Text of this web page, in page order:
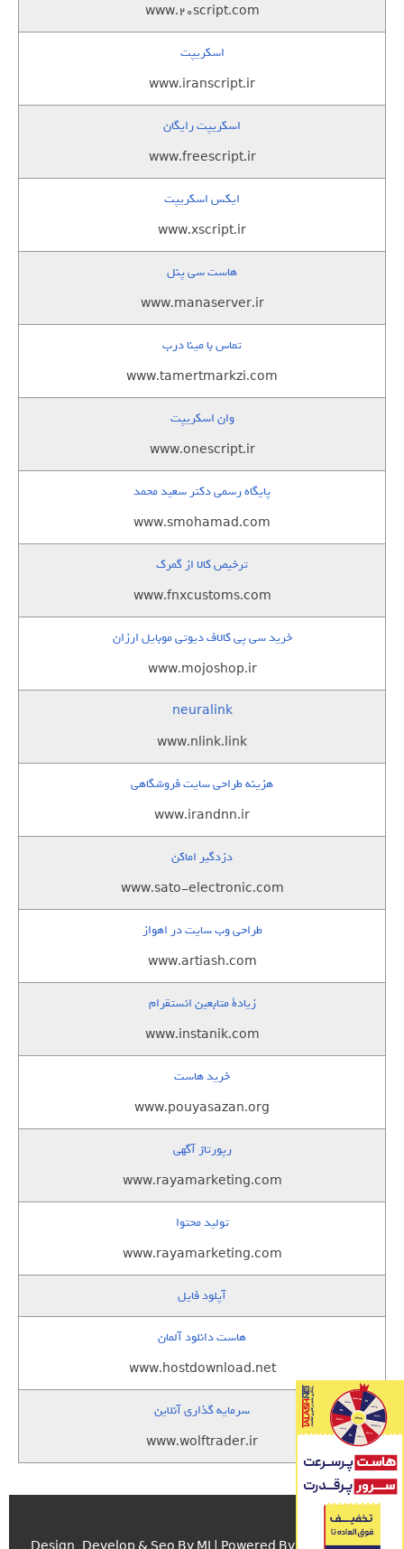
www.20script.com
اسکریپت
www.iranscript.ir
اسکریپت رایگان
www.freescript.ir
ایکس اسکریپت
www.xscript.ir
هاست سی پنل
www.manaserver.ir
تماس با مینا درب
www.tamertmarkzi.com
وان اسکریپت
www.onescript.ir
پایگاه رسمی دکتر سعید محمد
www.smohamad.com
ترخیص کالا از گمرک
www.fnxcustoms.com
خرید سی پی کالاف دیوتی موبایل ارزان
www.mojoshop.ir
neuralink
www.nlink.link
هزینه طراحی سایت فروشگاهی
www.irandnn.ir
دزدگیر اماکن
www.sato-electronic.com
طراحی وب سایت در اهواز
www.artiash.com
زيادة متابعين انستقرام
www.instanik.com
خرید هاست
www.pouyasazan.org
رپورتاژ آگهی
www.rayamarketing.com
تولید محتوا
www.rayamarketing.com
آپلود فایل
هاست دانلود آلمان
www.hostdownload.net
سرمایه گذاری آنلاین
www.wolftrader.ir